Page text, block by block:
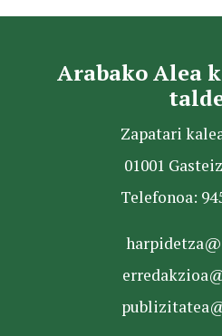
Arabako Alea
Zapatari
01001
Telefonoa: